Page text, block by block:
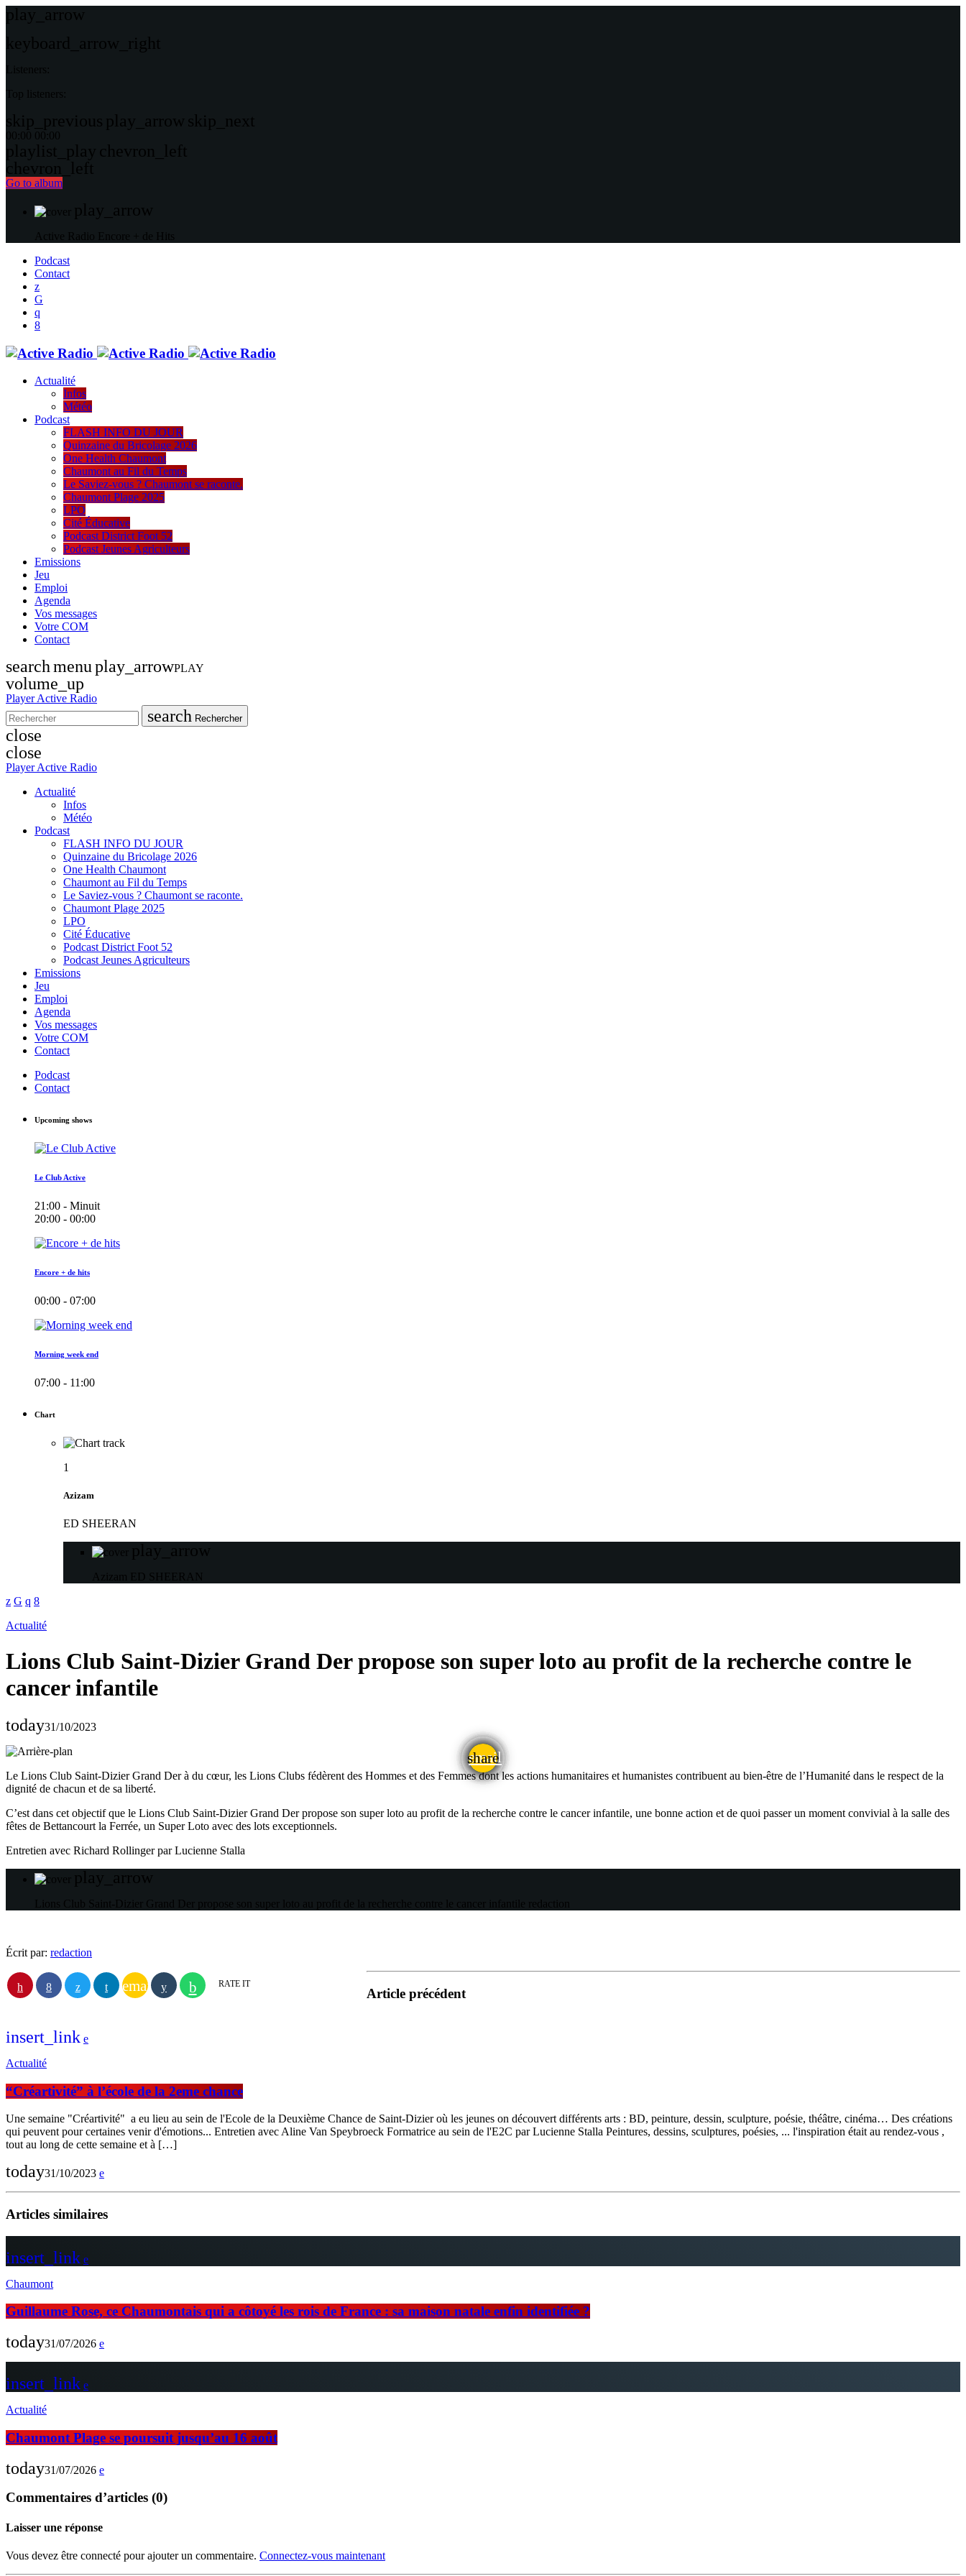
play_arrow
keyboard_arrow_right
Listeners:
Top listeners:
skip_previous play_arrow skip_next
00:00 00:00
playlist_play chevron_left
chevron_left
Go to album
play_arrow
Active Radio Encore + de Hits
Podcast
Contact
Actualité
Infos
Météo
Podcast
FLASH INFO DU JOUR
Quinzaine du Bricolage 2026
One Health Chaumont
Chaumont au Fil du Temps
Le Saviez-vous ? Chaumont se raconte.
Chaumont Plage 2025
LPO
Cité Éducative
Podcast District Foot 52
Podcast Jeunes Agriculteurs
Emissions
Jeu
Emploi
Agenda
Vos messages
Votre COM
Contact
searchmenuplay_arrowPLAY
volume_up
Player Active Radio
search Rechercher
close
close
Player Active Radio
Actualité
Infos
Météo
Podcast
FLASH INFO DU JOUR
Quinzaine du Bricolage 2026
One Health Chaumont
Chaumont au Fil du Temps
Le Saviez-vous ? Chaumont se raconte.
Chaumont Plage 2025
LPO
Cité Éducative
Podcast District Foot 52
Podcast Jeunes Agriculteurs
Emissions
Jeu
Emploi
Agenda
Vos messages
Votre COM
Contact
Podcast
Contact
Upcoming shows
Le Club Active
21:00 - Minuit
20:00 - 00:00
Encore + de hits
00:00 - 07:00
Morning week end
07:00 - 11:00
Chart
1
Azizam
ED SHEERAN
play_arrow
Azizam ED SHEERAN
Actualité
Lions Club Saint-Dizier Grand Der propose son super loto au profit de la recherche contre le
cancer infantile
today31/10/2023
share
email
Le Lions Club Saint-Dizier Grand Der à du cœur, les Lions Clubs fédèrent des Hommes et des Femmes dont les actions humanitaires et humanistes contribuent au bien-être de l’Humanité dans le respect de la
dignité de chacun et de sa liberté.
C’est dans cet objectif que le Lions Club Saint-Dizier Grand Der propose son super loto au profit de la recherche contre le cancer infantile, une bonne action et de quoi passer un moment convivial à la salle des
fêtes de Bettancourt la Ferrée, un Super Loto avec des lots exceptionnels.
Entretien avec Richard Rollinger par Lucienne Stalla
play_arrow
Lions Club Saint-Dizier Grand Der propose son super loto au profit de la recherche contre le cancer infantile redaction
Écrit par: redaction
email RATE IT
Article précédent
insert_link
Actualité
“Créartivité” à l’école de la 2eme chance
Une semaine "Créartivité" a eu lieu au sein de l'Ecole de la Deuxième Chance de Saint-Dizier où les jeunes on découvert différents arts : BD, peinture, dessin, sculpture, poésie, théâtre, cinéma… Des créations
qui peuvent pour certaines venir d'émotions... Entretien avec Aline Van Speybroeck Formatrice au sein de l'E2C par Lucienne Stalla Peintures, dessins, sculptures, poésies, ... l'inspiration était au rendez-vous ,
tout au long de cette semaine et à […]
today31/10/2023
Articles similaires
insert_link
Chaumont
Guillaume Rose, ce Chaumontais qui a côtoyé les rois de France : sa maison natale enfin identifiée ?
today31/07/2026
insert_link
Actualité
Chaumont Plage se poursuit jusqu’au 16 août
today31/07/2026
Commentaires d’articles (0)
Laisser une réponse
Vous devez être connecté pour ajouter un commentaire. Connectez-vous maintenant